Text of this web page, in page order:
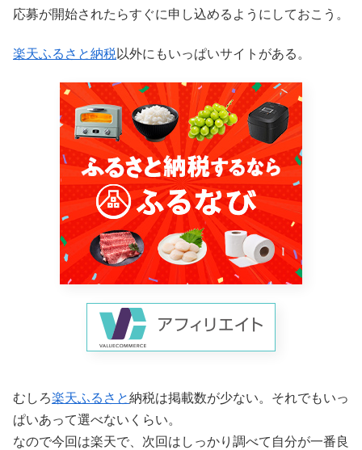
応募が開始されたらすぐに申し込めるようにしておこう。
楽天ふるさと納税以外にもいっぱいサイトがある。
むしろ楽天ふるさと納税は掲載数が少ない。それでもいっ
ぱいあって選べないくらい。
なので今回は楽天で、次回はしっかり調べて自分が一番良